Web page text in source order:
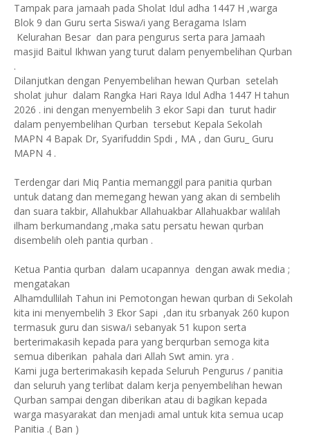
Tampak para jamaah pada Sholat Idul adha 1447 H ,warga
Blok 9 dan Guru serta Siswa/i yang Beragama Islam
Kelurahan Besar dan para pengurus serta para Jamaah
masjid Baitul Ikhwan yang turut dalam penyembelihan Qurban
.
Dilanjutkan dengan Penyembelihan hewan Qurban setelah
sholat juhur dalam Rangka Hari Raya Idul Adha 1447 H tahun
2026 . ini dengan menyembelih 3 ekor Sapi dan turut hadir
dalam penyembelihan Qurban tersebut Kepala Sekolah
MAPN 4 Bapak Dr, Syarifuddin Spdi , MA , dan Guru_ Guru
MAPN 4 .
Terdengar dari Miq Pantia memanggil para panitia qurban
untuk datang dan memegang hewan yang akan di sembelih
dan suara takbir, Allahukbar Allahuakbar Allahuakbar walilah
ilham berkumandang ,maka satu persatu hewan qurban
disembelih oleh pantia qurban .
Ketua Pantia qurban dalam ucapannya dengan awak media ;
mengatakan
Alhamdullilah Tahun ini Pemotongan hewan qurban di Sekolah
kita ini menyembelih 3 Ekor Sapi ,dan itu srbanyak 260 kupon
termasuk guru dan siswa/i sebanyak 51 kupon serta
berterimakasih kepada para yang berqurban semoga kita
semua diberikan pahala dari Allah Swt amin. yra .
Kami juga berterimakasih kepada Seluruh Pengurus / panitia
dan seluruh yang terlibat dalam kerja penyembelihan hewan
Qurban sampai dengan diberikan atau di bagikan kepada
warga masyarakat dan menjadi amal untuk kita semua ucap
Panitia .( Ban )